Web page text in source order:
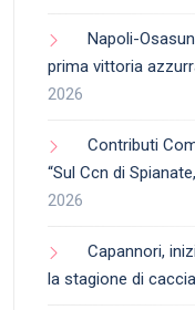
Napoli-
prima vittoria
2026
Contributi
“Sul Ccn di
2026
Capannori,
la stagione di